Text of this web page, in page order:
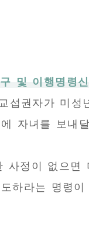
및 이행명령신
섭권자가 미성
자녀를 보내
사정이 없으
하라는 명령